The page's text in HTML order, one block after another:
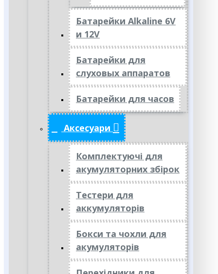
Батарейки Alkaline 6V
и 12V
Батарейки для
слуховых аппаратов
Батарейки для часов
Аксесуари
Комплектуючі для
акумуляторних збірок
Тестери для
аккумуляторів
Бокси та чохли для
акумуляторів